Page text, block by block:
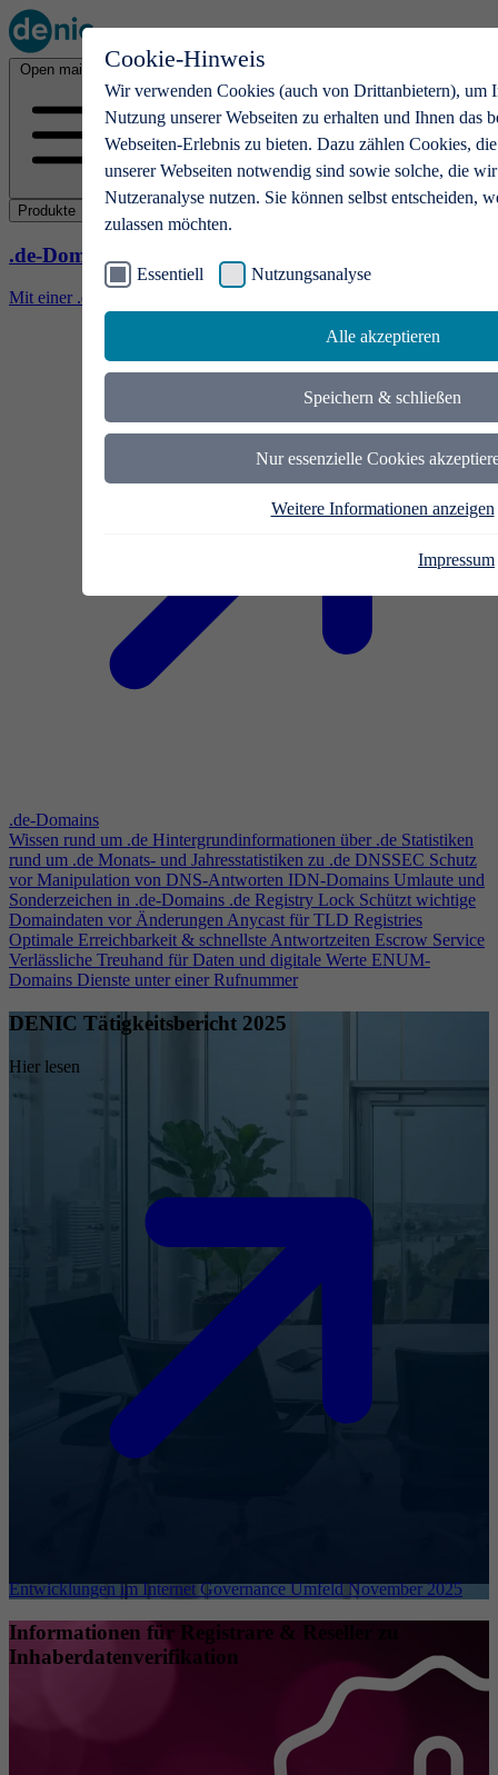
Cookie-Hinweis
Wir verwenden Cookies (auch von Drittanbietern), um
Nutzung unserer Webseiten zu erhalten und Ihnen das
Webseiten-Erlebnis zu bieten. Dazu zählen Cookies,
unserer Webseiten notwendig sind sowie solche, die
Nutzeranalyse nutzen. Sie können selbst entscheiden,
zulassen möchten.
Essentiell Nutzungsanalyse
Alle akzeptieren
Speichern & schließen
Nur essenzielle Cookies
Weitere Informationen anzeigen
Impressum
Open main menu
Produkte
.de-Domains
Mit einer .de-Domain erhalten Ideen eine Bühne
.de-Domains
Wissen rund um .de Hintergrundinformationen über .de Statistiken
rund um .de Monats- und Jahresstatistiken zu .de DNSSEC Schutz
vor Manipulation von DNS-Antworten IDN-Domains Umlaute und
Sonderzeichen in .de-Domains .de Registry Lock Schützt wichtige
Domaindaten vor ÄnderungenAnycast für TLD Registries
Optimale Erreichbarkeit & schnellste Antwortzeiten Escrow Service
Verlässliche Treuhand für Daten und digitale Werte ENUM-
Domains Dienste unter einer Rufnummer
DENIC Tätigkeitsbericht 2025
Hier lesen
Entwicklungen im Internet Governance Umfeld November 2025
Informationen für Registrare & Reseller zu
Inhaberdatenverifikation